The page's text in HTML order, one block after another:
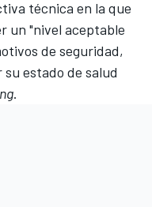
técnica en la que
un "nivel aceptable
de seguridad,
estado de salud
.